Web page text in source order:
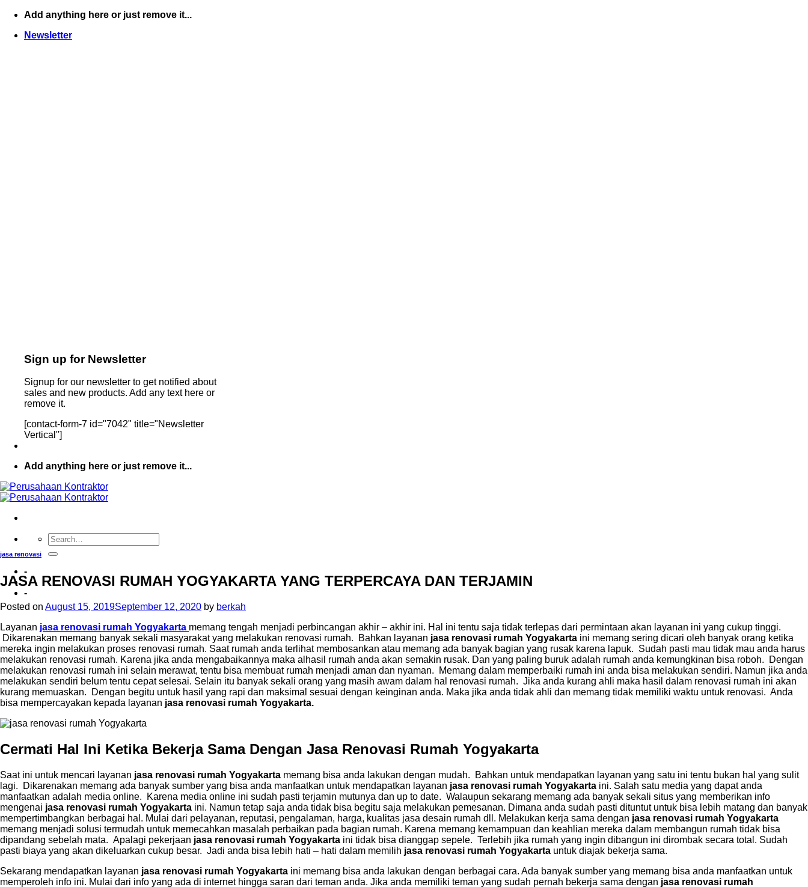
Skip
content
Add anything here or just remove it...
Newsletter
Sign up for Newsletter
Signup for our newsletter to get notified about
sales and new products. Add any text here or
remove it.
[contact-form-7 id="7042" title="Newsletter
Vertical"]
Add anything here or just remove it...
-
-
jasa renovasi
JASA RENOVASI RUMAH YOGYAKARTA YANG TERPERCAYA DAN TERJAMIN
Posted on August 15, 2019September 12, 2020 by berkah
Layanan jasa renovasi rumah Yogyakarta memang tengah menjadi perbincangan akhir – akhir ini. Hal ini tentu saja tidak terlepas dari permintaan akan layanan ini yang cukup tinggi.
Dikarenakan memang banyak sekali masyarakat yang melakukan renovasi rumah. Bahkan layanan jasa renovasi rumah Yogyakarta ini memang sering dicari oleh banyak orang ketika
mereka ingin melakukan proses renovasi rumah. Saat rumah anda terlihat membosankan atau memang ada banyak bagian yang rusak karena lapuk. Sudah pasti mau tidak mau anda harus
melakukan renovasi rumah. Karena jika anda mengabaikannya maka alhasil rumah anda akan semakin rusak. Dan yang paling buruk adalah rumah anda kemungkinan bisa roboh. Dengan
melakukan renovasi rumah ini selain merawat, tentu bisa membuat rumah menjadi aman dan nyaman. Memang dalam memperbaiki rumah ini anda bisa melakukan sendiri. Namun jika anda
melakukan sendiri belum tentu cepat selesai. Selain itu banyak sekali orang yang masih awam dalam hal renovasi rumah. Jika anda kurang ahli maka hasil dalam renovasi rumah ini akan
kurang memuaskan. Dengan begitu untuk hasil yang rapi dan maksimal sesuai dengan keinginan anda. Maka jika anda tidak ahli dan memang tidak memiliki waktu untuk renovasi. Anda
bisa mempercayakan kepada layanan jasa renovasi rumah Yogyakarta.
Cermati Hal Ini Ketika Bekerja Sama Dengan Jasa Renovasi Rumah Yogyakarta
Saat ini untuk mencari layanan jasa renovasi rumah Yogyakarta memang bisa anda lakukan dengan mudah. Bahkan untuk mendapatkan layanan yang satu ini tentu bukan hal yang sulit
lagi. Dikarenakan memang ada banyak sumber yang bisa anda manfaatkan untuk mendapatkan layanan jasa renovasi rumah Yogyakarta ini. Salah satu media yang dapat anda
manfaatkan adalah media online. Karena media online ini sudah pasti terjamin mutunya dan up to date. Walaupun sekarang memang ada banyak sekali situs yang memberikan info
mengenai jasa renovasi rumah Yogyakarta ini. Namun tetap saja anda tidak bisa begitu saja melakukan pemesanan. Dimana anda sudah pasti dituntut untuk bisa lebih matang dan banyak
mempertimbangkan berbagai hal. Mulai dari pelayanan, reputasi, pengalaman, harga, kualitas jasa desain rumah dll. Melakukan kerja sama dengan jasa renovasi rumah Yogyakarta
memang menjadi solusi termudah untuk memecahkan masalah perbaikan pada bagian rumah. Karena memang kemampuan dan keahlian mereka dalam membangun rumah tidak bisa
dipandang sebelah mata. Apalagi pekerjaan jasa renovasi rumah Yogyakarta ini tidak bisa dianggap sepele. Terlebih jika rumah yang ingin dibangun ini dirombak secara total. Sudah
pasti biaya yang akan dikeluarkan cukup besar. Jadi anda bisa lebih hati – hati dalam memilih jasa renovasi rumah Yogyakarta untuk diajak bekerja sama.
Sekarang mendapatkan layanan jasa renovasi rumah Yogyakarta ini memang bisa anda lakukan dengan berbagai cara. Ada banyak sumber yang memang bisa anda manfaatkan untuk
memperoleh info ini. Mulai dari info yang ada di internet hingga saran dari teman anda. Jika anda memiliki teman yang sudah pernah bekerja sama dengan jasa renovasi rumah